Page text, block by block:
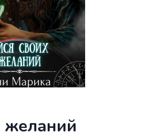
желаний